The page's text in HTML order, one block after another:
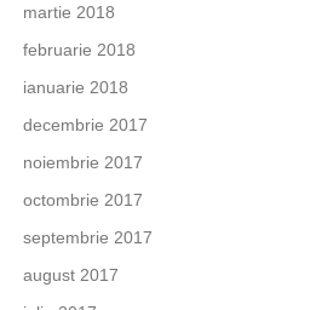
martie 2018
februarie 2018
ianuarie 2018
decembrie 2017
noiembrie 2017
octombrie 2017
septembrie 2017
august 2017